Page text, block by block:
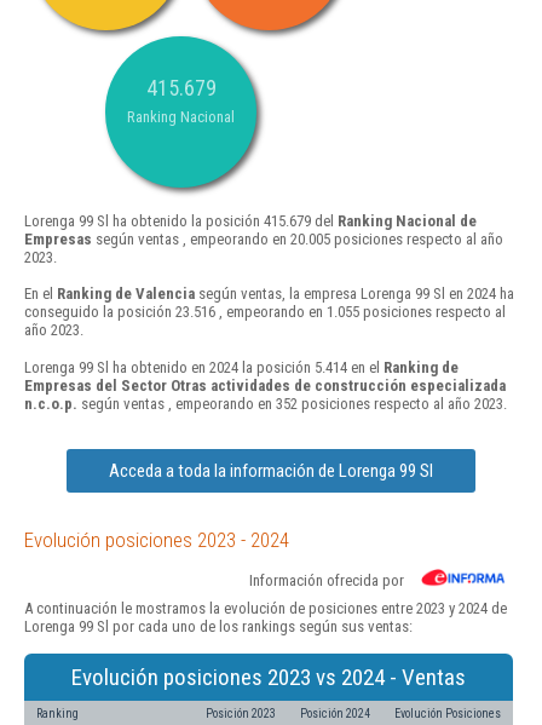
415.679
Ranking Nacional
Lorenga 99 Sl ha obtenido la posición 415.679 del Ranking Nacional de
Empresas según ventas , empeorando en 20.005 posiciones respecto al año
2023.
En el Ranking de Valencia según ventas, la empresa Lorenga 99 Sl en 2024 ha
conseguido la posición 23.516 , empeorando en 1.055 posiciones respecto al
año 2023.
Lorenga 99 Sl ha obtenido en 2024 la posición 5.414 en el Ranking de
Empresas del Sector Otras actividades de construcción especializada
n.c.o.p. según ventas , empeorando en 352 posiciones respecto al año 2023.
Acceda a toda la información de Lorenga 99 Sl
Evolución posiciones 2023 - 2024
Información ofrecida por
A continuación le mostramos la evolución de posiciones entre 2023 y 2024 de
Lorenga 99 Sl por cada uno de los rankings según sus ventas:
Evolución posiciones 2023 vs 2024 - Ventas
Ranking Posición 2023 Posición 2024 Evolución Posiciones